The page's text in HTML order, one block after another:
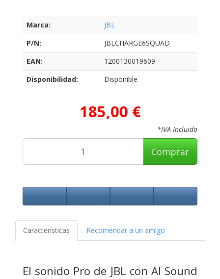
Marca:
JBL
P/N:
JBLCHARGE6SQUAD
EAN:
1200130019609
Disponibilidad:
Disponible
185,00 €
*IVA Incluido
Comprar
Características Recomendar a un amigo
El sonido Pro de JBL con AI Sound